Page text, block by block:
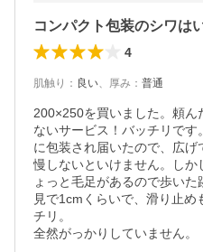
4
肌触り ： 良い、 厚み ： 普通
200×250を買いました。頼
ないサービス！バッチリです
に包装され届いたので、広
慢しないといけません。し
ょっと毛足があるので歩い
見で1cmくらいで、滑り止め
チリ。
全然がっかりしていません。